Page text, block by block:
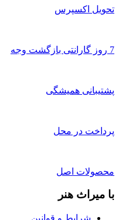
تحویل اکسپرس
7 روز گارانتی بازگشت وجه
پشتیبانی همیشگی
پرداخت در محل
محصولات اصل
با میراث هنر
شرایط و قوانین